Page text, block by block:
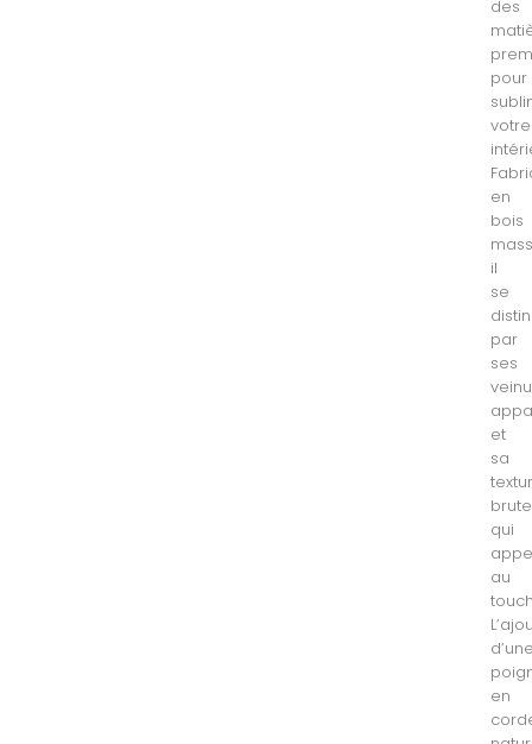
des
pour
votre
en
bois
il
se
par
ses
et
sa
brute
qui
au
en